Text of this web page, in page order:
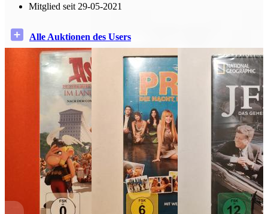
Mitglied seit 29-05-2021
Alle Auktionen des Users